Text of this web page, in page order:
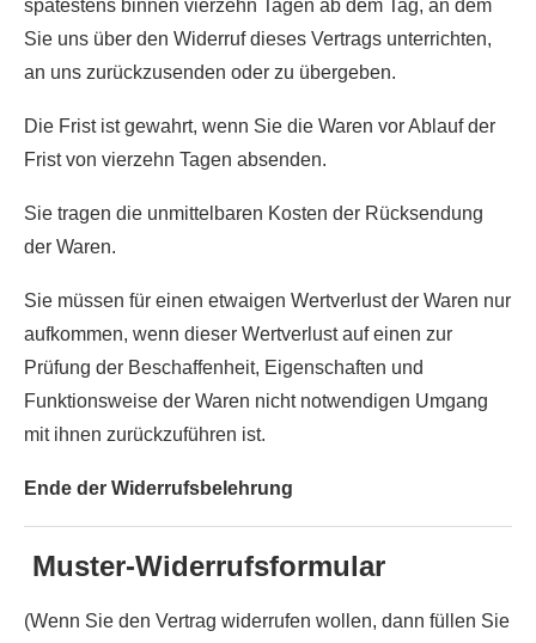
spätestens binnen vierzehn Tagen ab dem Tag, an dem
Sie uns über den Widerruf dieses Vertrags unterrichten,
an uns zurückzusenden oder zu übergeben.
Die Frist ist gewahrt, wenn Sie die Waren vor Ablauf der
Frist von vierzehn Tagen absenden.
Sie tragen die unmittelbaren Kosten der Rücksendung
der Waren.
Sie müssen für einen etwaigen Wertverlust der Waren nur
aufkommen, wenn dieser Wertverlust auf einen zur
Prüfung der Beschaffenheit, Eigenschaften und
Funktionsweise der Waren nicht notwendigen Umgang
mit ihnen zurückzuführen ist.
Ende der Widerrufsbelehrung
Muster-Widerrufsformular
(Wenn Sie den Vertrag widerrufen wollen, dann füllen Sie